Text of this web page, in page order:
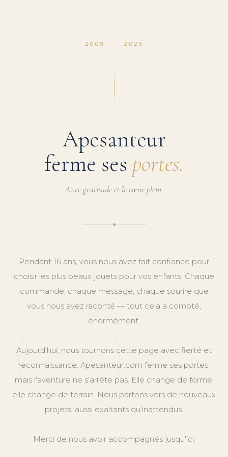
2009 — 2025
Apesanteur
ferme ses portes.
Avec gratitude et le cœur plein.
Pendant 16 ans, vous nous avez fait confiance pour
choisir les plus beaux jouets pour vos enfants. Chaque
commande, chaque message, chaque sourire que
vous nous avez raconté — tout cela a compté,
énormément.
Aujourd'hui, nous tournons cette page avec fierté et
reconnaissance. Apesanteur.com ferme ses portes,
mais l'aventure ne s'arrête pas. Elle change de forme,
elle change de terrain. Nous partons vers de nouveaux
projets, aussi exaltants qu'inattendus.
Merci de nous avoir accompagnés jusqu'ici.